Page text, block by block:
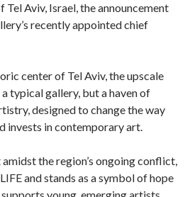
Tel Aviv, Israel, the announcement
recently appointed chief
center of Tel Aviv, the upscale
typical gallery, but a haven of
designed to change the way
invests in contemporary art.
the region’s ongoing conflict,
and stands as a symbol of hope